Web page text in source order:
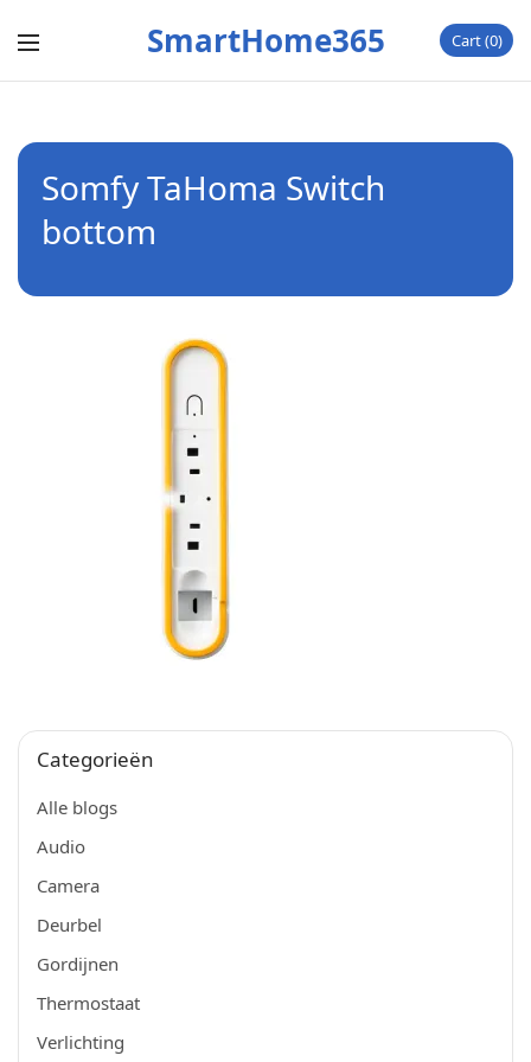
SmartHome365 Cart 0
Somfy TaHoma Switch
bottom
Categorieën
Alle blogs
Audio
Camera
Deurbel
Gordijnen
Thermostaat
Verlichting